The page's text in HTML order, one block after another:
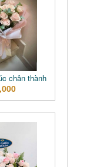
chân thành